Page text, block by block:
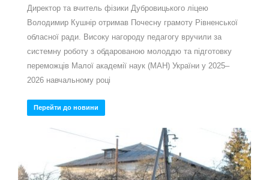
Директор та вчитель фізики Дубровицького ліцею
Володимир Кушнір отримав Почесну грамоту Рівненської
обласної ради. Високу нагороду педагогу вручили за
системну роботу з обдарованою молоддю та підготовку
переможців Малої академії наук (МАН) України у 2025–
2026 навчальному році
Перейти до новини